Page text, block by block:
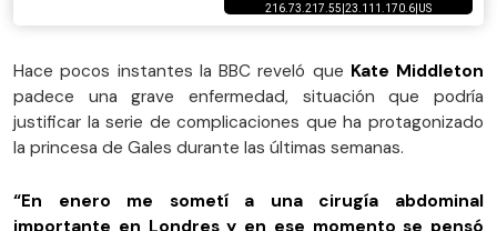
Hace pocos instantes la BBC reveló que Kate Middleton
padece una grave enfermedad, situación que podría
justificar la serie de complicaciones que ha protagonizado
la princesa de Gales durante las últimas semanas.
“En enero me sometí a una cirugía abdominal